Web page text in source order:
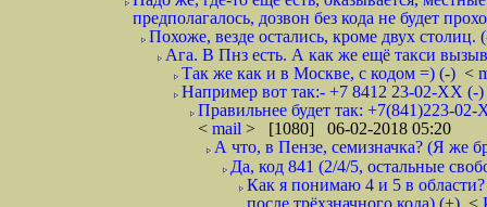
предполагалось, дозвон без кода не будет
Похоже, везде остались, кроме двух
Ага. В Пнз есть. А как же ещё такси
Так же как и в Москве, с кодом =) (-) <
Например вот так:- +7 8412 23-02-ХХ (-
Правильнее будет так: +7(841)223-
< mail > [1080] 06-02-2018 05:20
А что, в Пензе, семизначка? (Я же
Да, код 841 (2/4/5, остальные
Как я понимаю 4 и 5 в
после трёхзначного кода) (+) <